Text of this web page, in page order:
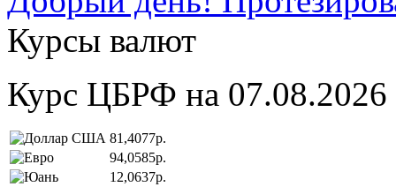
Курсы валют
Курс ЦБРФ на 07.08.2026
81,4077р.
94,0585р.
12,0637р.